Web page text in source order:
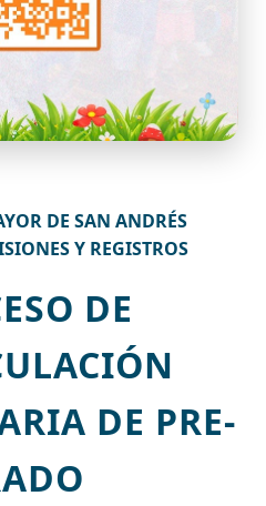
DE SAN ANDRÉS
Y REGISTROS
DE
DE PRE-